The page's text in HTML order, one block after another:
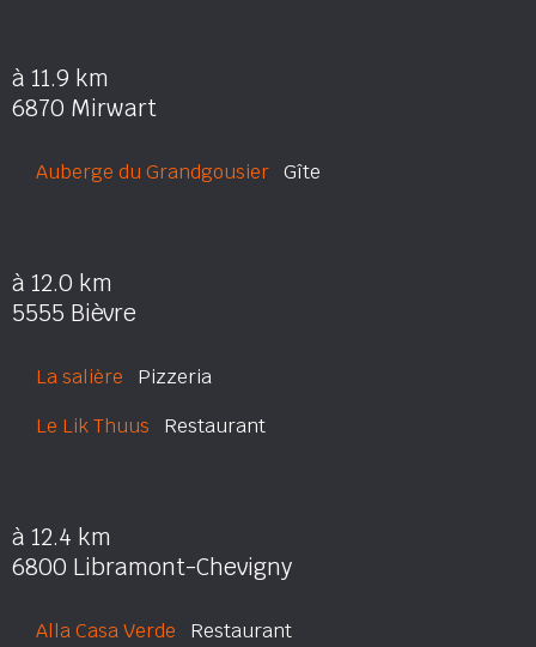
à 11.9 km
6870 Mirwart
Auberge du Grandgousier Gîte
à 12.0 km
5555 Bièvre
La salière Pizzeria
Le Lik Thuus Restaurant
à 12.4 km
6800 Libramont-Chevigny
Alla Casa Verde Restaurant